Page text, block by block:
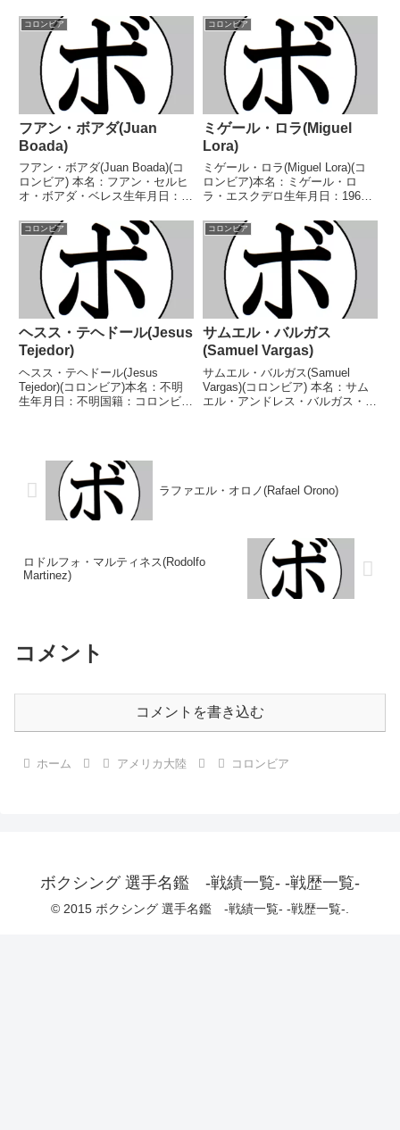
ル】WBC米大陸スーパーライト
級王座WBOラテンアメリカウ
12月14日国籍：コロンビア戦
績：34戦33勝(19KO)1敗 【獲得
タイトル】2008年度パンアメ...
コロンビア
フアン・ボアダ(Juan
Boada)
フアン・ボアダ(Juan Boada)(コ
ロンビア) 本名：フアン・セルヒ
オ・ボアダ・ベレス生年月日：
戦績：32戦19勝(11KO)13敗 【獲
得タイトル】なし 【戦歴】
2015/12/08 ○1RKO ク...
コロンビア
ミゲール・ロラ(Miguel
Lora)
ミゲール・ロラ(Miguel Lora)(コ
ロンビア)本名：ミゲール・ロ
ラ・エスクデロ生年月日：1961
績：40戦37勝(17KO)3敗【獲得タ
イトル】コロンビアスーパーフラ
イ級王座WBC中央アメリカスー
パー...
コロンビア
ヘスス・テヘドール(Jesus
Tejedor)
ヘスス・テヘドール(Jesus
Tejedor)(コロンビア)本名：不明
生年月日：不明国籍：コロンビア
ノ(ベネズエラ)1974/03/26 ●2...
コロンビア
サムエル・バルガス
(Samuel Vargas)
サムエル・バルガス(Samuel
Vargas)(コロンビア) 本名：サム
エル・アンドレス・バルガス・ア
ラファエル・オロノ(Rafael Orono)
ロドルフォ・マルティネス(Rodolfo
Martinez)
コメント
コメントを書き込む
ホーム アメリカ大陸 コロンビア
ボクシング 選手名鑑 -戦績一覧- -戦歴一覧-
© 2015 ボクシング 選手名鑑 -戦績一覧- -戦歴一覧-.